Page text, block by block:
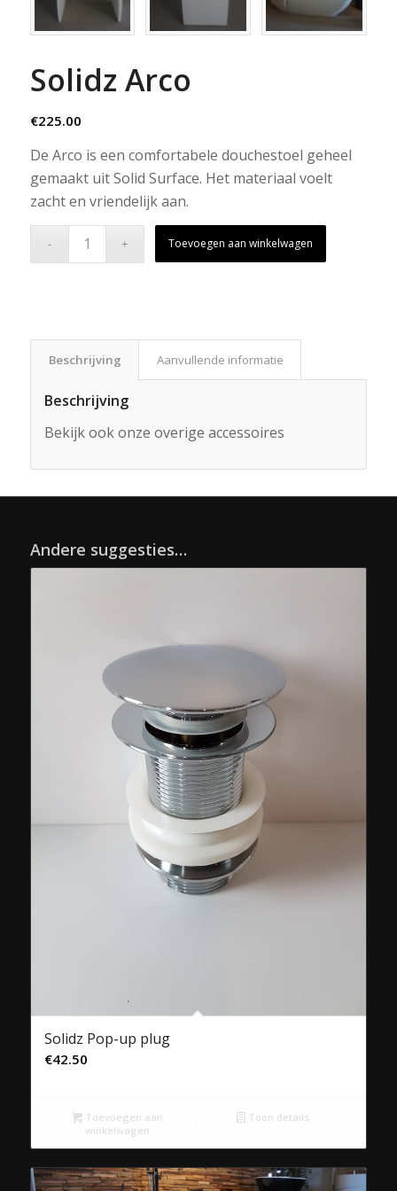
Solidz Arco
€225.00
De Arco is een comfortabele douchestoel geheel
gemaakt uit Solid Surface. Het materiaal voelt
zacht en vriendelijk aan.
Toevoegen aan winkelwagen
Beschrijving Aanvullende informatie
Beschrijving
Bekijk ook onze overige accessoires
Andere suggesties…
Solidz Pop-up plug
€42.50
Toevoegen aan
winkelwagen
Toon details